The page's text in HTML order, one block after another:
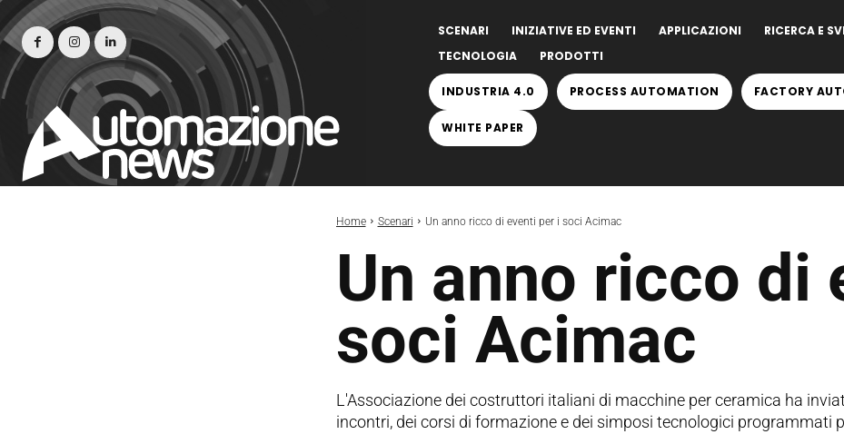
SCENARI INIZIATIVE ED EVENTI APPLICAZIONI
RICERCA E
TECNOLOGIA
PRODOTTI
INDUSTRIA 4.0 PROCESS AUTOMATION FACTORY
WHITE PAPER
Home Scenari Un anno ricco di eventi per i soci Acimac
Un anno ricco di
soci Acimac
L'Associazione dei costruttori italiani di macchine per ceramica ha
incontri, dei corsi di formazione e dei simposi tecnologici programmati